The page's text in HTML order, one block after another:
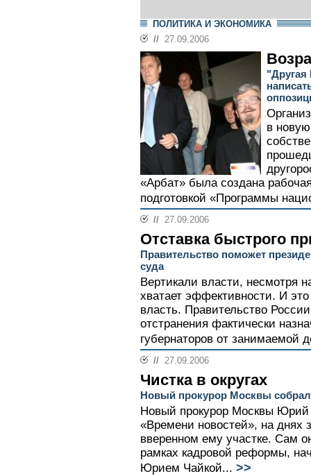
ПОЛИТИКА И ЭКОНОМИКА
// 27.09.2006
"Другая
в
«Арбат» была создана
подготовкой «Программы
// 27.09.2006
Отставка быстрого
Правительство поможет
суда
Вертикали власти, несмотря
хватает эффективности. И
власть. Правительство
отстранения фактически
губернаторов от занимаемой
// 27.09.2006
Чистка в округах
Новый прокурор Москвы
Новый прокурор Москвы Юрий
«Времени новостей», на днях
вверенном ему участке. Сам
рамках кадровой реформы,
Юрием Чайкой... >>